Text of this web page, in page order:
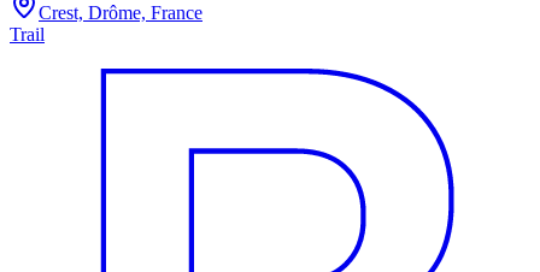
Crest, Drôme, France
Trail